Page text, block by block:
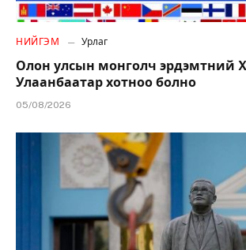
НИЙГЭМ Урлаг
Олон улсын монголч эрдэмтний
Улаанбаатар хотноо болно
05/08/2026